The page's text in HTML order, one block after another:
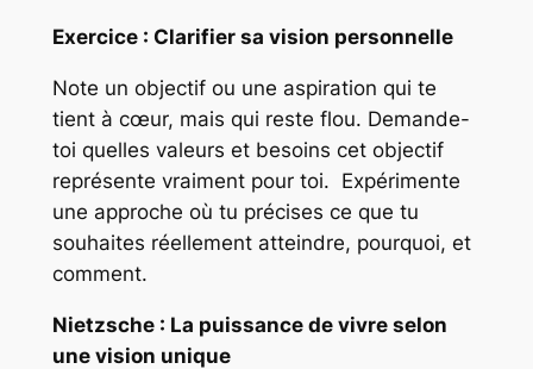
Exercice : Clarifier sa vision personnelle
Note un objectif ou une aspiration qui te
tient à cœur, mais qui reste flou. Demande-
toi quelles valeurs et besoins cet objectif
représente vraiment pour toi. Expérimente
une approche où tu précises ce que tu
souhaites réellement atteindre, pourquoi, et
comment.
Nietzsche : La puissance de vivre selon
une vision unique